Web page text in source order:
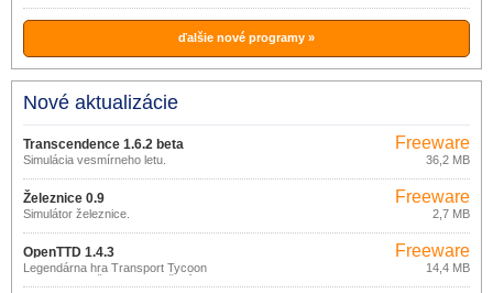
ďalšie nové programy »
Nové aktualizácie
Transcendence 1.6.2 beta
Simulácia vesmírneho letu.
Freeware
36,2 MB
Železnice 0.9
Simulátor železnice.
Freeware
2,7 MB
OpenTTD 1.4.3
Legendárna hra Transport Tycoon
Deluxe s množstvom vylepšení.
Freeware
14,4 MB